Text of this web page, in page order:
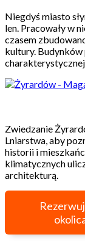
Niegdyś miasto
len. Pracowały w
czasem
kultury. Budynków
Zwiedzanie
Lniarstwa, aby
historii i
klimatycznych
architekturą.